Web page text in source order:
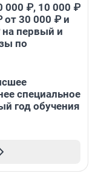
000 ₽, 10 000 ₽
от 30 000 ₽ и
первый и
по
специальное
год обучения